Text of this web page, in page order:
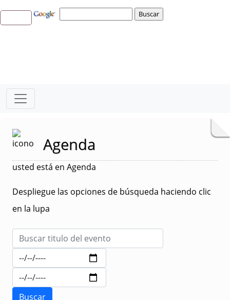
Agenda
usted está en Agenda
Despliegue las opciones de búsqueda haciendo clic
en la lupa